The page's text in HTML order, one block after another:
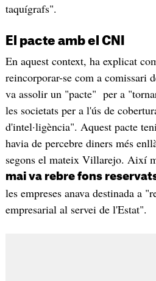
taquígrafs".
El pacte amb el CNI
En aquest context, ha explicat
reincorporar-se com a comissari
va assolir un "pacte" per a
les societats per a l'ús de
d'intel·ligència". Aquest pacte
havia de percebre diners més
segons el mateix Villarejo. Així
mai va rebre fons
les empreses anava destinada a
empresarial al servei de l'Estat".